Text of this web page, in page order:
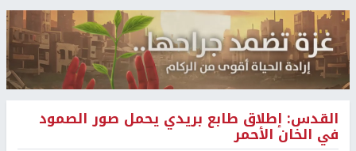
القدس: إطلاق طابع بريدي يحمل صور الصمود
في الخان الأحمر